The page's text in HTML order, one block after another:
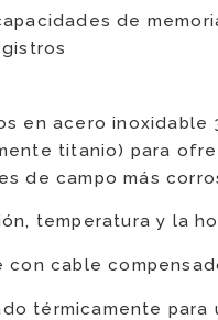
de
en acero inoxidable
titanio) para
de campo más
temperatura y la
con cable
térmicamente